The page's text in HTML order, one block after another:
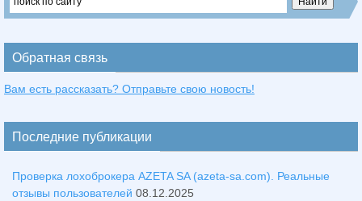
Обратная связь
Вам есть рассказать? Отправьте свою новость!
Последние публикации
Проверка лохоброкера AZETA SA (azeta-sa.com). Реальные
отзывы пользователей 08.12.2025